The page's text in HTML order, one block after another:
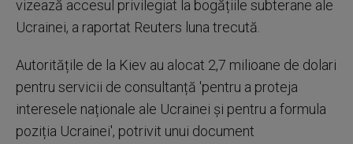
vizează accesul privilegiat la bogățiile subterane ale
Ucrainei, a raportat Reuters luna trecută.
Autoritățile de la Kiev au alocat 2,7 milioane de dolari
pentru servicii de consultanță 'pentru a proteja
interesele naționale ale Ucrainei și pentru a formula
poziția Ucrainei', potrivit unui document